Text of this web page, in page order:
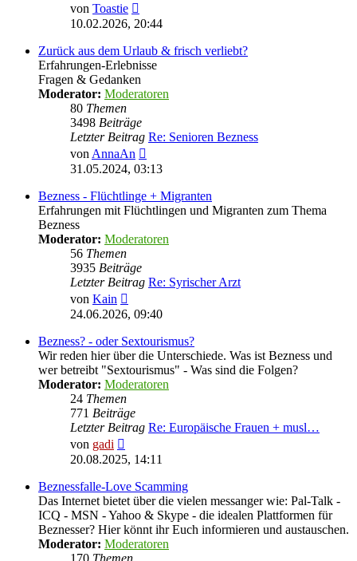
von Toastie
Beitrag
10.02.2026, 20:44
Zurück aus dem Urlaub & frisch verliebt?
Erfahrungen-Erlebnisse
Fragen & Gedanken
Moderator: Moderatoren
80 Themen
3498 Beiträge
Letzter Beitrag Re: Senioren Bezness
von AnnaAn
Beitrag
31.05.2024, 03:13
Bezness - Flüchtlinge + Migranten
Erfahrungen mit Flüchtlingen und Migranten zum Thema
Bezness
Moderator: Moderatoren
56 Themen
3935 Beiträge
Letzter Beitrag Re: Syrischer Arzt
von Kain
Beitrag
24.06.2026, 09:40
Bezness? - oder Sextourismus?
Wir reden hier über die Unterschiede. Was ist Bezness und
wer betreibt "Sextourismus" - Was sind die Folgen?
Moderator: Moderatoren
24 Themen
771 Beiträge
Letzter Beitrag Re: Europäische Frauen + musl…
von gadi
Beitrag
20.08.2025, 14:11
Beznessfalle-Love Scamming
Das Internet bietet über die vielen messanger wie: Pal-Talk -
ICQ - MSN - Yahoo & Skype - die idealen Plattformen für
Beznesser? Hier könnt ihr Euch informieren und austauschen.
Moderator: Moderatoren
170 Themen